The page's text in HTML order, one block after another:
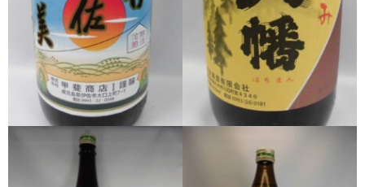
数量限定
希少焼酎
季節限定品
セット商品
リキュール
ウヰスキー